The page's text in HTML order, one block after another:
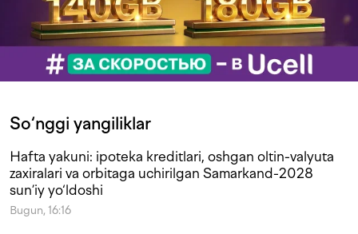
So‘nggi yangiliklar
Hafta yakuni: ipoteka kreditlari, oshgan oltin-valyuta
zaxiralari va orbitaga uchirilgan Samarkand-2028
sun’iy yo‘ldoshi
Bugun, 16:16